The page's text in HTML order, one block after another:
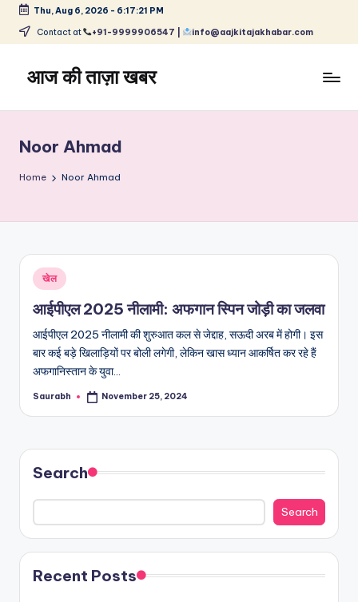
Skip
content
Thu, Aug 6, 2026 - 6:17:21 PM
Contact at +91-9999906547 | info@aajkitajakhabar.com
आज की ताज़ा खबर
ताज़ा
समाचार
–
और
विश्व
Noor Ahmad
Home Noor Ahmad
Posted
in
खेल
आईपीएल 2025 नीलामी: अफगान स्पिन जोड़ी का जलवा
आईपीएल 2025 नीलामी की शुरुआत कल से जेद्दाह, सऊदी अरब में होगी। इस
बार कई बड़े खिलाड़ियों पर बोली लगेगी, लेकिन खास ध्यान आकर्षित कर रहे हैं
अफगानिस्तान के युवा…
Posted
Saurabh November 25, 2024
Search
Search
Recent Posts